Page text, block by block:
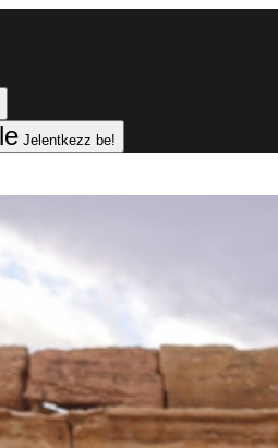
Jelentkezz be!